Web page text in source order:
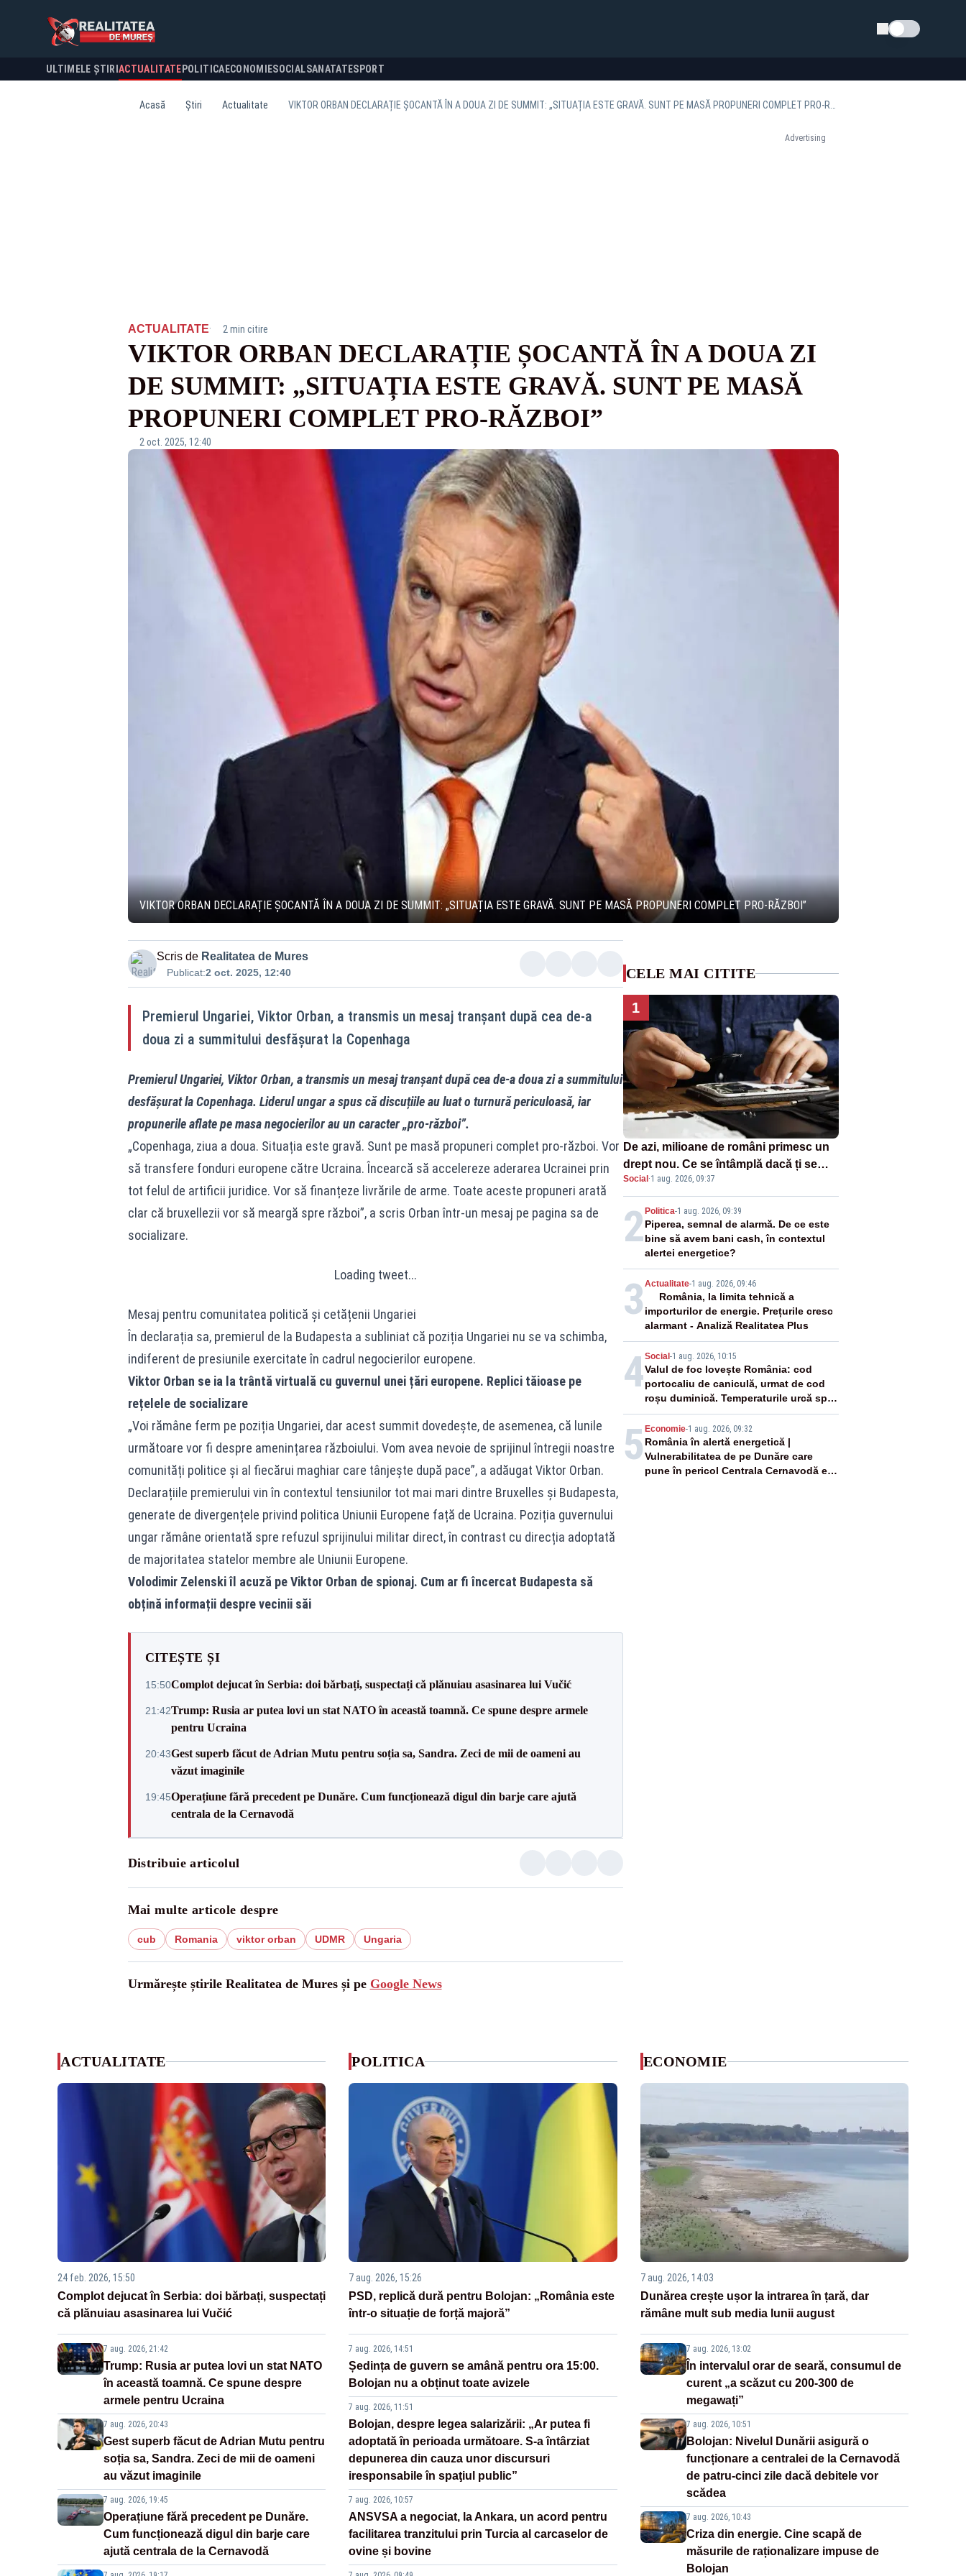
Schimba tema
ULTIMELE ȘTIRI ACTUALITATE POLITICA ECONOMIESOCIALSANATATESPORT
Acasă Știri Actualitate
Advertising
ACTUALITATE· 2 min citire
VIKTOR ORBAN DECLARAȚIE ȘOCANTĂ ÎN A DOUA ZI
DE SUMMIT: „SITUAȚIA ESTE GRAVĂ. SUNT PE MASĂ
PROPUNERI COMPLET PRO-RĂZBOI”
2 oct. 2025, 12:40
VIKTOR ORBAN DECLARAȚIE ȘOCANTĂ ÎN A DOUA ZI DE SUMMIT: „SITUAȚIA ESTE GRAVĂ. SUNT PE MASĂ PROPUNERI COMPLET PRO-RĂZBOI”
Scris de Realitatea de Mures
Publicat:2 oct. 2025, 12:40
Premierul Ungariei, Viktor Orban, a transmis un mesaj tranșant după cea de-a
doua zi a summitului desfășurat la Copenhaga
Premierul Ungariei, Viktor Orban, a transmis un mesaj tranșant după cea de-a doua zi a summitului
desfășurat la Copenhaga. Liderul ungar a spus că discuțiile au luat o turnură periculoasă, iar
propunerile aflate pe masa negocierilor au un caracter „pro-război”.
„Copenhaga, ziua a doua. Situația este gravă. Sunt pe masă propuneri complet pro-război. Vor
să transfere fonduri europene către Ucraina. Încearcă să accelereze aderarea Ucrainei prin
tot felul de artificii juridice. Vor să finanțeze livrările de arme. Toate aceste propuneri arată
clar că bruxellezii vor să meargă spre război”, a scris Orban într-un mesaj pe pagina sa de
socializare.
Loading tweet...
Mesaj pentru comunitatea politică și cetățenii Ungariei
În declarația sa, premierul de la Budapesta a subliniat că poziția Ungariei nu se va schimba,
indiferent de presiunile exercitate în cadrul negocierilor europene.
Viktor Orban se ia la trântă virtuală cu guvernul unei țări europene. Replici tăioase pe
rețelele de socializare
„Voi rămâne ferm pe poziția Ungariei, dar acest summit dovedește, de asemenea, că lunile
următoare vor fi despre amenințarea războiului. Vom avea nevoie de sprijinul întregii noastre
comunități politice și al fiecărui maghiar care tânjește după pace”, a adăugat Viktor Orban.
Declarațiile premierului vin în contextul tensiunilor tot mai mari dintre Bruxelles și Budapesta,
generate de divergențele privind politica Uniunii Europene față de Ucraina. Poziția guvernului
ungar rămâne orientată spre refuzul sprijinului militar direct, în contrast cu direcția adoptată
de majoritatea statelor membre ale Uniunii Europene.
Volodimir Zelenski îl acuză pe Viktor Orban de spionaj. Cum ar fi încercat Budapesta să
obțină informații despre vecinii săi
CITEȘTE ȘI
15:50Complot dejucat în Serbia: doi bărbați, suspectați că plănuiau asasinarea lui Vučić
21:42Trump: Rusia ar putea lovi un stat NATO în această toamnă. Ce spune despre armele
pentru Ucraina
20:43Gest superb făcut de Adrian Mutu pentru soția sa, Sandra. Zeci de mii de oameni au
văzut imaginile
19:45Operațiune fără precedent pe Dunăre. Cum funcționează digul din barje care ajută
centrala de la Cernavodă
Distribuie articolul
Mai multe articole despre
cub Romania viktor orban UDMR Ungaria
Urmărește știrile Realitatea de Mures și pe Google News
CELE MAI CITITE
1
De azi, milioane de români primesc un
drept nou. Ce se întâmplă dacă ți se
strică un produs
Social ·1 aug. 2026, 09:37
2 Politica-1 aug. 2026, 09:39
Piperea, semnal de alarmă. De ce este
bine să avem bani cash, în contextul
alertei energetice?
3 Actualitate-1 aug. 2026, 09:46
România, la limita tehnică a
importurilor de energie. Prețurile cresc
alarmant - Analiză Realitatea Plus
4Social -1 aug. 2026, 10:15
Valul de foc lovește România: cod
portocaliu de caniculă, urmat de cod
roșu duminică. Temperaturile urcă spre
40°C
5 Economie-1 aug. 2026, 09:32
România în alertă energetică |
Vulnerabilitatea de pe Dunăre care
pune în pericol Centrala Cernavodă era
ACTUALITATE
24 feb. 2026, 15:50
Complot dejucat în Serbia: doi bărbați, suspectați
că plănuiau asasinarea lui Vučić
7 aug. 2026, 21:42
Trump: Rusia ar putea lovi un stat NATO
în această toamnă. Ce spune despre
armele pentru Ucraina
7 aug. 2026, 20:43
Gest superb făcut de Adrian Mutu pentru
soția sa, Sandra. Zeci de mii de oameni
au văzut imaginile
7 aug. 2026, 19:45
Operațiune fără precedent pe Dunăre.
Cum funcționează digul din barje care
ajută centrala de la Cernavodă
POLITICA
7 aug. 2026, 15:26
PSD, replică dură pentru Bolojan: „România este
într-o situație de forță majoră”
7 aug. 2026, 14:51
Ședința de guvern se amână pentru ora 15:00.
Bolojan nu a obținut toate avizele
7 aug. 2026, 11:51
Bolojan, despre legea salarizării: „Ar putea fi
adoptată în perioada următoare. S-a întârziat
depunerea din cauza unor discursuri
iresponsabile în spaţiul public”
7 aug. 2026, 10:57
ANSVSA a negociat, la Ankara, un acord pentru
facilitarea tranzitului prin Turcia al carcaselor de
ovine și bovine
ECONOMIE
7 aug. 2026, 14:03
Dunărea crește ușor la intrarea în țară, dar
rămâne mult sub media lunii august
7 aug. 2026, 13:02
În intervalul orar de seară, consumul de
curent „a scăzut cu 200-300 de
megawați”
7 aug. 2026, 10:51
Bolojan: Nivelul Dunării asigură o
funcționare a centralei de la Cernavodă
de patru-cinci zile dacă debitele vor
scădea
7 aug. 2026, 10:43
Criza din energie. Cine scapă de
măsurile de raționalizare impuse de
Bolojan